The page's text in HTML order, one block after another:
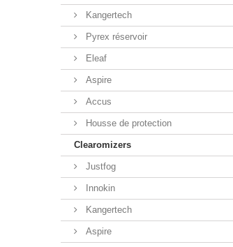
Kangertech
Pyrex réservoir
Eleaf
Aspire
Accus
Housse de protection
Clearomizers
Justfog
Innokin
Kangertech
Aspire